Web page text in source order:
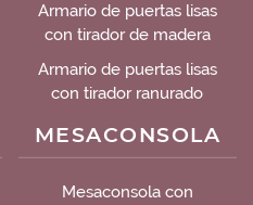
Armario de puertas lisas
con tirador de madera
Armario de puertas lisas
con tirador ranurado
MESACONSOLA
Mesaconsola con